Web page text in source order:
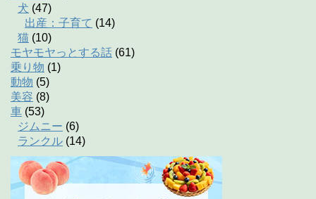
犬 (47)
出産：子育て (14)
猫 (10)
モヤモヤっとする話 (61)
乗り物 (1)
動物 (5)
美容 (8)
車 (53)
ジムニー (6)
ランクル (14)